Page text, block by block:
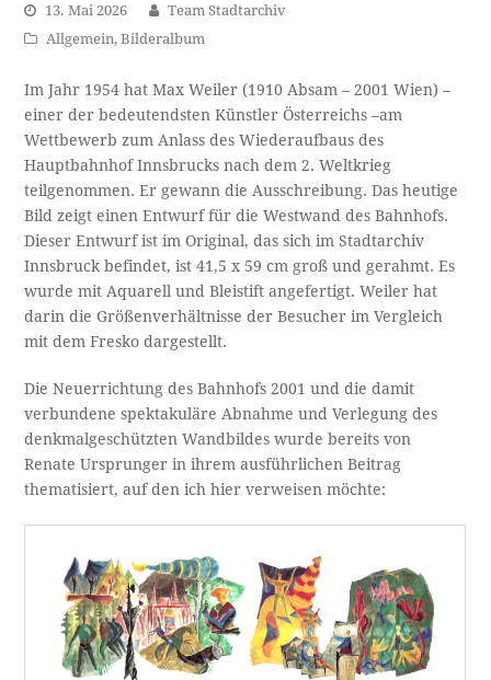
13. Mai 2026
Team Stadtarchiv
Allgemein,Bilderalbum
Im Jahr 1954 hat Max Weiler (1910 Absam – 2001 Wien) –
einer der bedeutendsten Künstler Österreichs –am
Wettbewerb zum Anlass des Wiederaufbaus des
Hauptbahnhof Innsbrucks nach dem 2. Weltkrieg
teilgenommen. Er gewann die Ausschreibung. Das heutige
Bild zeigt einen Entwurf für die Westwand des Bahnhofs.
Dieser Entwurf ist im Original, das sich im Stadtarchiv
Innsbruck befindet, ist 41,5 x 59 cm groß und gerahmt. Es
wurde mit Aquarell und Bleistift angefertigt. Weiler hat
darin die Größenverhältnisse der Besucher im Vergleich
mit dem Fresko dargestellt.
Die Neuerrichtung des Bahnhofs 2001 und die damit
verbundene spektakuläre Abnahme und Verlegung des
denkmalgeschützten Wandbildes wurde bereits von
Renate Ursprunger in ihrem ausführlichen Beitrag
thematisiert, auf den ich hier verweisen möchte: